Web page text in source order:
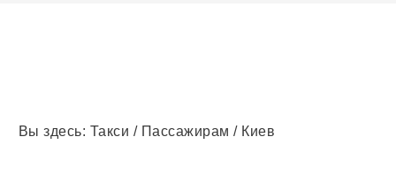
Вы здесь: Такси / Пассажирам / Киев